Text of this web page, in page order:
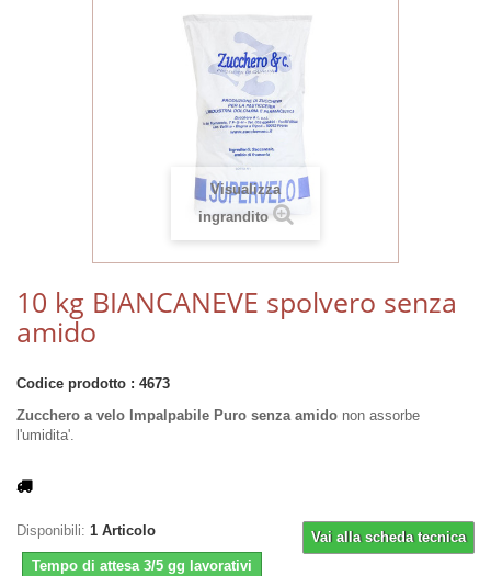
Visualizza
ingrandito
10 kg BIANCANEVE spolvero senza
amido
Codice prodotto : 4673
Zucchero a velo Impalpabile Puro senza amido non assorbe
l'umidita'.
Vai alla scheda tecnica
Disponibili: 1 Articolo
Tempo di attesa 3/5 gg lavorativi